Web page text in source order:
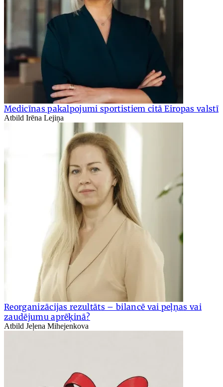
Medicīnas pakalpojumi sportistiem citā Eiropas valstī
Atbild Irēna Lejiņa
Reorganizācijas rezultāts – bilancē vai peļņas vai
zaudējumu aprēķinā?
Atbild Jeļena Mihejenkova